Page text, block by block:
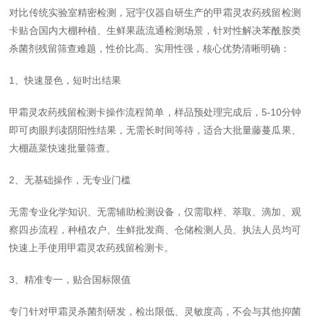
对比传统实验室精密检测，冠宇仪器自研生产的甲霜灵农药残留检测
卡贴合国内大棚种植、生鲜果蔬流通检测场景，针对性解决苯酰胺类
杀菌剂残留筛查难题，性价比高、实用性强，核心优势清晰明确：
1、快速显色，短时出结果
甲霜灵农药残留检测卡操作流程简单，样品预处理完成后，5-10分钟
即可肉眼判读阴阳性结果，无需长时间等待，适合大批量藤蔓瓜果、
大棚蔬菜快速批量筛查。
2、无基础操作，无专业门槛
无需专业化学知识、无需辅助检测设备，仅需取样、萃取、滴加、观
察四步流程，种植农户、生鲜批发商、仓储检测人员、执法人员均可
快速上手使用甲霜灵农药残留检测卡。
3、精准专一，贴合国标限值
专门针对甲霜灵杀菌剂研发，检出限低、灵敏度高，不会与其他抑菌